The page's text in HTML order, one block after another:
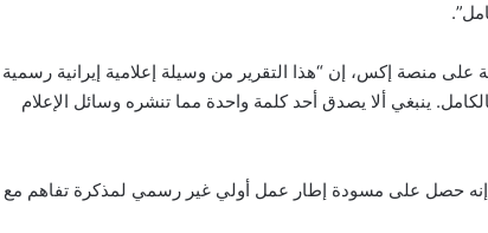
على منصة إكس، إن “هذا التقرير من وسيلة إعلامية إيرانية رسمية
ينبغي ألا يصدق أحد كلمة واحدة مما تنشره وسائل الإعلام
إنه حصل على مسودة إطار عمل أولي غير رسمي لمذكرة تفاهم مع